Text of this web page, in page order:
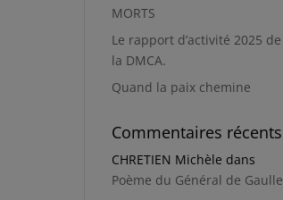
MORTS
Le rapport d’activité 2025 de
la DMCA.
Quand la paix chemine
Commentaires récents
CHRETIEN Michèle dans
Poème du Général de Gaulle